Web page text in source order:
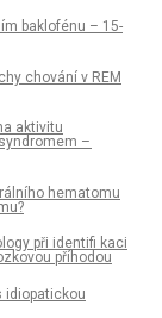
baklofénu – 15-
chování v REM
aktivitu
–
hematomu
při identifi kaci
příhodou
idiopatickou